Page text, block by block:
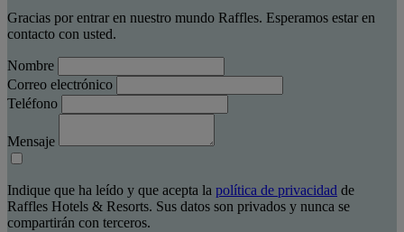
Gracias por entrar en nuestro mundo Raffles. Esperamos estar en
contacto con usted.
Nombre
Correo electrónico
Teléfono
Mensaje
Indique que ha leído y que acepta la política de privacidad de
Raffles Hotels & Resorts. Sus datos son privados y nunca se
compartirán con terceros.